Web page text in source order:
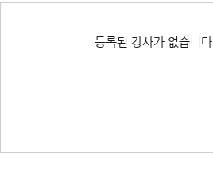
등록된 강사가 없습니다.